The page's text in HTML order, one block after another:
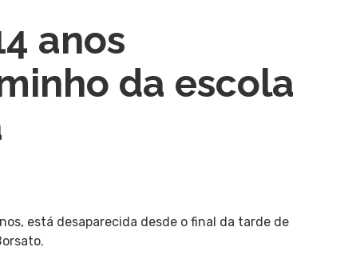
anos
da escola
está desaparecida desde o final da tarde de